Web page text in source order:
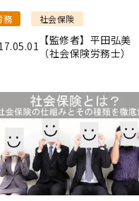
務 社会保険
【監修者】平田弘美
（社会保険労務士）